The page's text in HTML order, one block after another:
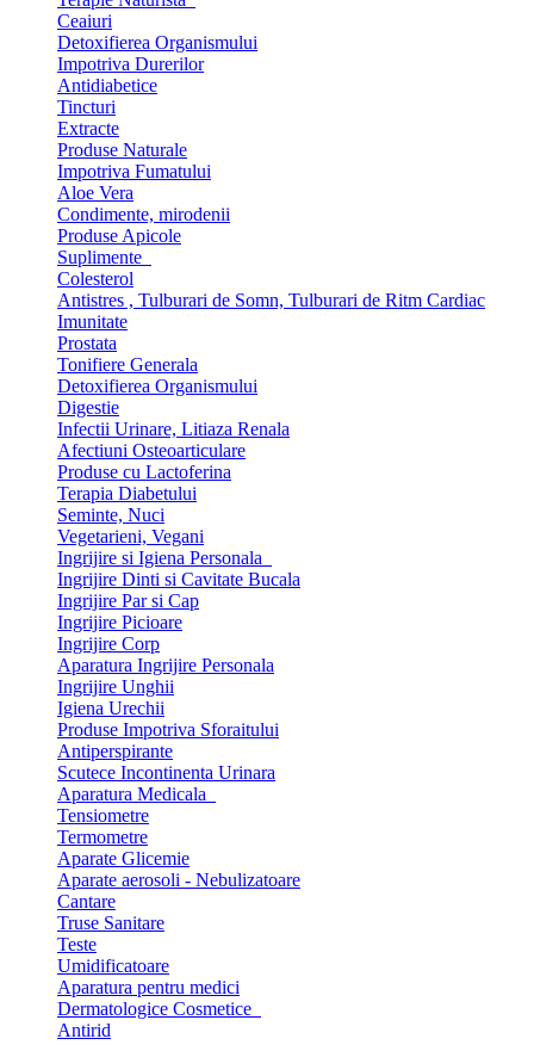
Ceaiuri
Detoxifierea Organismului
Impotriva Durerilor
Antidiabetice
Tincturi
Extracte
Produse Naturale
Impotriva Fumatului
Aloe Vera
Condimente, mirodenii
Produse Apicole
Suplimente
Colesterol
Antistres , Tulburari de Somn, Tulburari de Ritm Cardiac
Imunitate
Prostata
Tonifiere Generala
Detoxifierea Organismului
Digestie
Infectii Urinare, Litiaza Renala
Afectiuni Osteoarticulare
Produse cu Lactoferina
Terapia Diabetului
Seminte, Nuci
Vegetarieni, Vegani
Ingrijire si Igiena Personala
Ingrijire Dinti si Cavitate Bucala
Ingrijire Par si Cap
Ingrijire Picioare
Ingrijire Corp
Aparatura Ingrijire Personala
Ingrijire Unghii
Igiena Urechii
Produse Impotriva Sforaitului
Antiperspirante
Scutece Incontinenta Urinara
Aparatura Medicala
Tensiometre
Termometre
Aparate Glicemie
Aparate aerosoli - Nebulizatoare
Cantare
Truse Sanitare
Teste
Umidificatoare
Aparatura pentru medici
Dermatologice Cosmetice
Antirid